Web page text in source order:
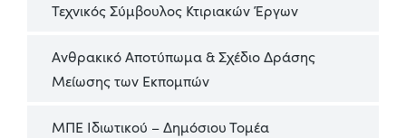
Τεχνικός Σύμβουλος Κτιριακών Έργων
Ανθρακικό Αποτύπωμα & Σχέδιο Δράσης
Μείωσης των Εκπομπών
ΜΠΕ Ιδιωτικού – Δημόσιου Τομέα